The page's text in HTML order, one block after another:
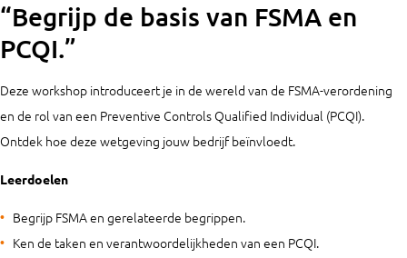
“Begrijp de basis van FSMA en
PCQI.”
Deze workshop introduceert je in de wereld van de FSMA-verordening
en de rol van een Preventive Controls Qualified Individual (PCQI).
Ontdek hoe deze wetgeving jouw bedrijf beïnvloedt.
Leerdoelen
Begrijp FSMA en gerelateerde begrippen.
Ken de taken en verantwoordelijkheden van een PCQI.